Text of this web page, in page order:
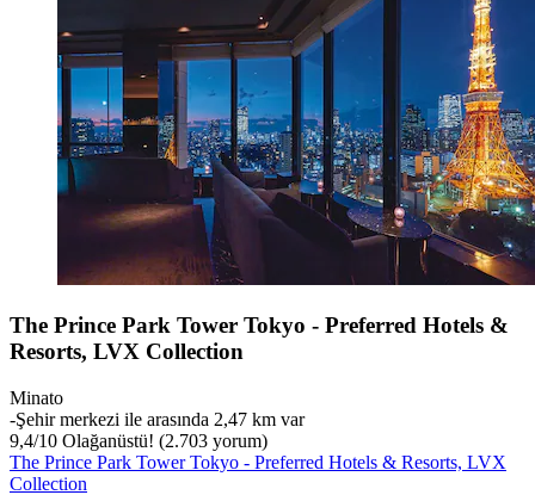
The Prince Park Tower Tokyo - Preferred Hotels &
Resorts, LVX Collection
Minato
‐Şehir merkezi ile arasında 2,47 km var
9,4/10 Olağanüstü! (2.703 yorum)
The Prince Park Tower Tokyo - Preferred Hotels & Resorts, LVX
Collection